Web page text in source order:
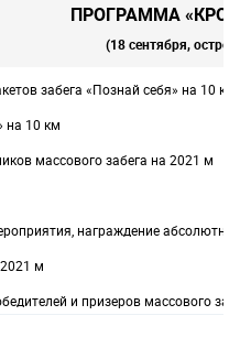
ПРОГРАММА
(18 сентября,
забега «Познай себя» на 10 км
на 10 км
массового забега на 2021 м
награждение
м
и призеров массового